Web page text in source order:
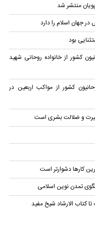
منتشر شد
جهان اسلام را دارد
بود
کشور از خانواده روحانی شهید
کشور از مواکب اربعین در
حیرت و ضلالت بشری است
کارها دشوارتر است
تمدن نوین اسلامی
تا کتاب الارشاد شیخ مفید